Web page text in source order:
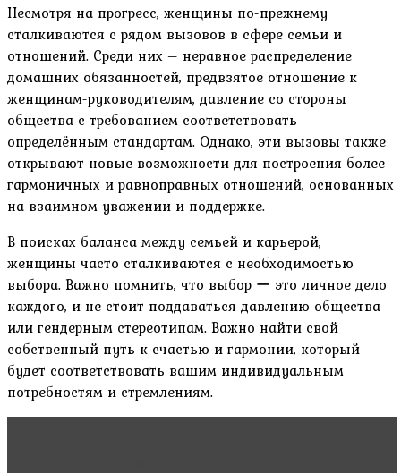
Несмотря на прогресс, женщины по-прежнему
сталкиваются с рядом вызовов в сфере семьи и
отношений. Среди них – неравное распределение
домашних обязанностей, предвзятое отношение к
женщинам-руководителям, давление со стороны
общества с требованием соответствовать
определённым стандартам. Однако, эти вызовы также
открывают новые возможности для построения более
гармоничных и равноправных отношений, основанных
на взаимном уважении и поддержке.
В поисках баланса между семьей и карьерой,
женщины часто сталкиваются с необходимостью
выбора. Важно помнить, что выбор ー это личное дело
каждого, и не стоит поддаваться давлению общества
или гендерным стереотипам. Важно найти свой
собственный путь к счастью и гармонии, который
будет соответствовать вашим индивидуальным
потребностям и стремлениям.